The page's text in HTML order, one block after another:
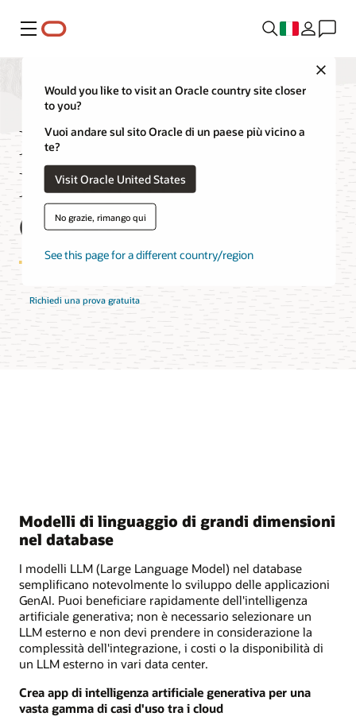
Menu
Would you like to visit an Oracle country site closer
to you?
Vuoi andare sul sito Oracle di un paese più vicino a
te?
Visit Oracle United States
No grazie, rimango qui
See this page for a different country/region
Funzionalità di
MySQL HeatWave
GenAI
Richiedi una prova gratuita
Modelli di linguaggio di grandi dimensioni
nel database
I modelli LLM (Large Language Model) nel database
semplificano notevolmente lo sviluppo delle applicazioni
GenAI. Puoi beneficiare rapidamente dell'intelligenza
artificiale generativa; non è necessario selezionare un
LLM esterno e non devi prendere in considerazione la
complessità dell'integrazione, i costi o la disponibilità di
un LLM esterno in vari data center.
Crea app di intelligenza artificiale generativa per una
vasta gamma di casi d'uso tra i cloud